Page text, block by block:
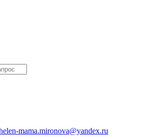
mama.mironova@yandex.ru